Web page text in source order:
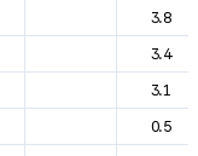
3.8
3.4
3.1
0.5